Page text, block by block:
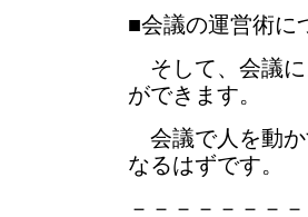
■会議の運営術に
そして、会議に
ができます。
会議で人を動か
なるはずです。
－－－－－－－